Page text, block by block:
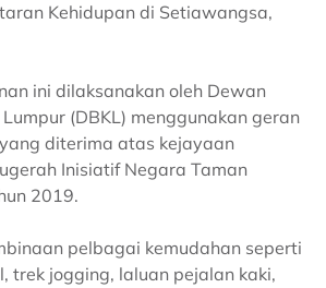
Kehidupan di Setiawangsa,
ini dilaksanakan oleh Dewan
(DBKL) menggunakan geran
diterima atas kejayaan
Inisiatif Negara Taman
2019.
pelbagai kemudahan seperti
trek jogging, laluan pejalan kaki,